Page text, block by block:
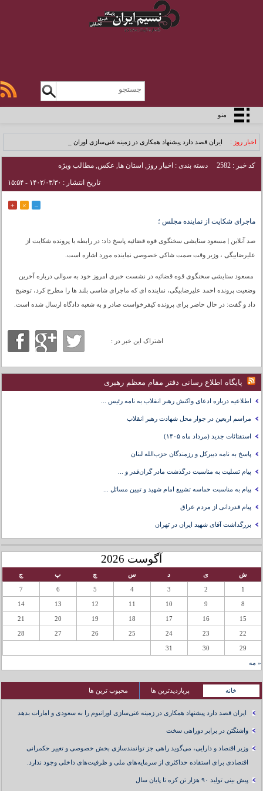
منو
اخبار روز : ایران قصد دارد پیشنهاد همکاری در زمینه غنی‌سازی اورانی_
کد خبر : 2582 دسته بندی : اخبار روز , استان ها, عکس,مطالب ویژه
تاریخ انتشار : ۱۴۰۲/۰۳/۳۰ - ۱۵:۵۴
–
×
+
ماجرای شکایت از نماینده مجلس ؛
صد آنلاین | مسعود ستایشی سخنگوی قوه قضائیه پاسخ داد: در رابطه با پرونده شکایت از
علیرضابیگی ، وزیر وقت صمت شاکی خصوصی نماینده مورد اشاره است.
مسعود ستایشی سخنگوی قوه قضائیه در نشست خبری امروز خود به سوالی درباره آخرین
وضعیت پرونده احمد علیرضابیگی، نماینده ای که ماجرای شاسی بلند ها را مطرح کرد، توضیح
داد و گفت: در حال حاضر برای پرونده کیفرخواست صادر و به شعبه دادگاه ارسال شده است.
اشتراک این خبر در :
پایگاه اطلاع رسانی دفتر مقام معظم رهبری
اطلاعیه درباره ادعای واکنش رهبر انقلاب به نامه رئیس ...
مراسم اربعین در جوار محل شهادت رهبر انقلاب
استفتائات جدید (مرداد ماه ۱۴۰۵)
پاسخ به نامه دبیرکل و رزمندگان حزب‌الله لبنان
پیام تسلیت به مناسبت درگذشت مادر گران‌قدر و ...
پیام به مناسبت حماسه تشییع امام شهید و تبیین مسائل ...
پیام قدردانی از مردم عراق
بزرگداشت آقای شهید ایران در تهران
آگوست 2026
ش ی د س چ پ ج
1
2
3
4
5
6
7
8
9
10
11
12
13
14
15
16
17
18
19
20
21
22
23
24
25
26
27
28
29
30
31
« مه
خانه پربازدیدترین ها محبوب ترین ها
ایران قصد دارد پیشنهاد همکاری در زمینه غنی‌سازی اورانیوم را به سعودی و امارات بدهد
واشنگتن در برابر دوراهی سخت
وزیر اقتصاد و دارایی، می‌گوید راهی جز توانمندسازی بخش خصوصی و تغییر حکمرانی
اقتصادی برای استفاده حداکثری از سرمایه‌های ملی و ظرفیت‌های داخلی وجود ندارد.
پیش بینی تولید ۹۰ هزار تن کره تا پایان سال